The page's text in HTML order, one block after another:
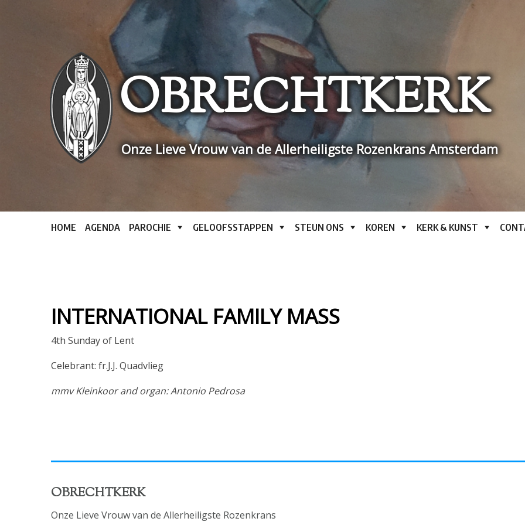
OBRECHTKERK
Onze Lieve Vrouw van de Allerheiligste Rozenkrans Amsterdam
HOME AGENDA PAROCHIE GELOOFSSTAPPEN STEUN ONS KOREN KERK & KUNST
INTERNATIONAL FAMILY MASS
4th Sunday of Lent
Celebrant: fr.J.J. Quadvlieg
mmv Kleinkoor and organ: Antonio Pedrosa
OBRECHTKERK
Onze Lieve Vrouw van de Allerheiligste Rozenkrans